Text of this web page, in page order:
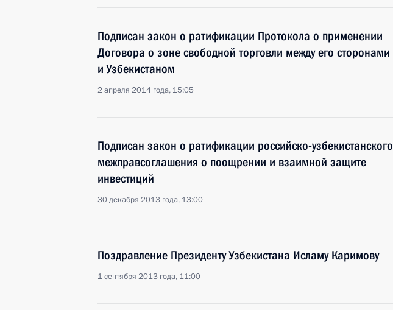
Подписан закон о ратификации Протокола о применении
Договора о зоне свободной торговли между его сторонами
и Узбекистаном
2 апреля 2014 года, 15:05
Подписан закон о ратификации российско-узбекистанского
межправсоглашения о поощрении и взаимной защите
инвестиций
30 декабря 2013 года, 13:00
Поздравление Президенту Узбекистана Исламу Каримову
1 сентября 2013 года, 11:00